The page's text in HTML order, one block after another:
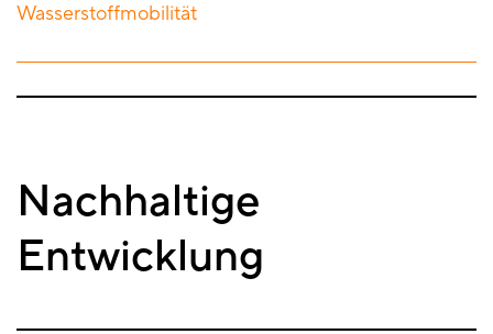
Wasserstoffmobilität
Nachhaltige
Entwicklung